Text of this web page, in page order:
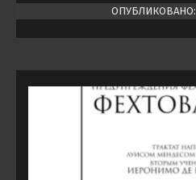
ОПУБЛИКОВАНО: